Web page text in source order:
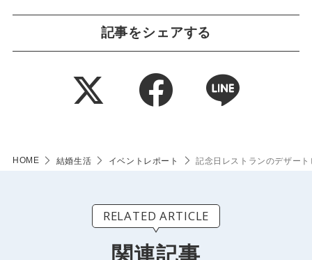
記事をシェアする
HOME 結婚生活 イベントレポート 記念日レストランのデザー
RELATED ARTICLE
関連記事